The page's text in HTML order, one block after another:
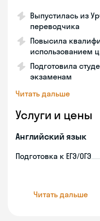
Выпустилась из
переводчика
Повысила
использованием
Подготовила
экзаменам
Читать дальше
Услуги и цены
Английский язык
Подготовка к ЕГЭ/ОГЭ
Читать дальше